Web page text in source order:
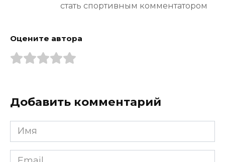
стать спортивным комментатором
Оцените автора
Добавить комментарий
Имя
*
Email